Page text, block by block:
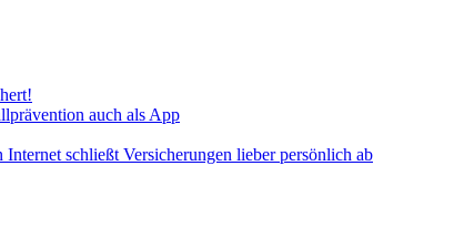
auch als App
schließt Versicherungen lieber persönlich ab